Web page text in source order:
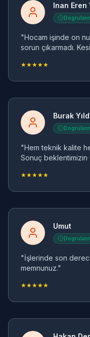
Inan Eren
"Hocam işinde on
sorun çıkarmadı.
★★★★★
Burak
"Hem teknik kalite
Sonuç beklentimizin
★★★★★
Umut
"İşlerinde son
memnunuz."
★★★★★